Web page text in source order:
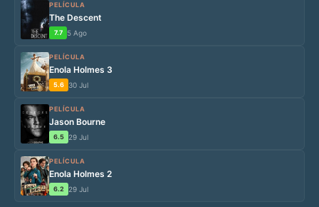
PELÍCULA
The Descent
7.7 5 Ago
PELÍCULA
Enola Holmes 3
5.6 30 Jul
PELÍCULA
Jason Bourne
6.5 29 Jul
PELÍCULA
Enola Holmes 2
6.2 29 Jul